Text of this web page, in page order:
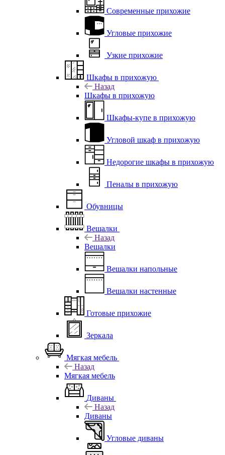
Современные прихожие
Угловые прихожие
Узкие прихожие
Шкафы в прихожую
Назад
Шкафы в прихожую
Шкафы-купе в прихожую
Угловой шкаф в прихожую
Недорогие шкафы в прихожую
Пеналы в прихожую
Обувницы
Вешалки
Назад
Вешалки
Вешалки напольные
Вешалки настенные
Готовые прихожие
Зеркала
Мягкая мебель
Назад
Мягкая мебель
Диваны
Назад
Диваны
Угловые диваны